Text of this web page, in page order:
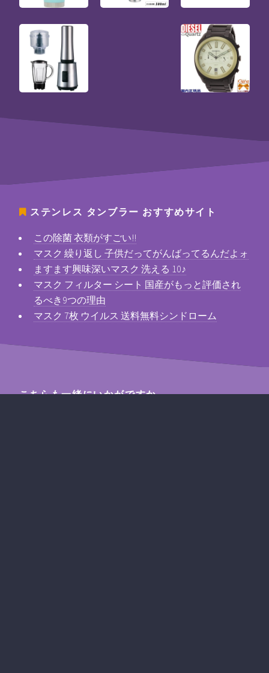
ステンレス タンブラー おすすめサイト
この除菌 衣類がすごい!!
マスク 繰り返し 子供だってがんばってるんだよォ
ますます興味深いマスク 洗える 10♪
マスク フィルター シート 国産がもっと評価され
るべき9つの理由
マスク 7枚 ウイルス 送料無料シンドローム
こちらも一緒にいかがですか